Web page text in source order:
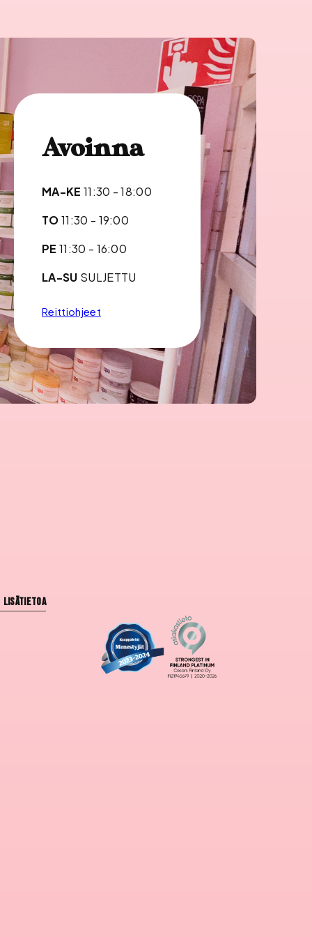
Avoinna
MA-KE 11:30 - 18:00
TO11:30 - 19:00
PE 11:30 - 16:00
LA-SU SULJETTU
Reittiohjeet
Lisätietoa